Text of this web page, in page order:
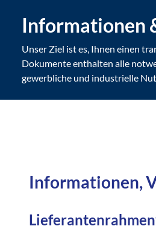
Informationen
Unser Ziel ist es, Ihnen einen
Dokumente enthalten alle
gewerbliche und industrielle
Informationen,